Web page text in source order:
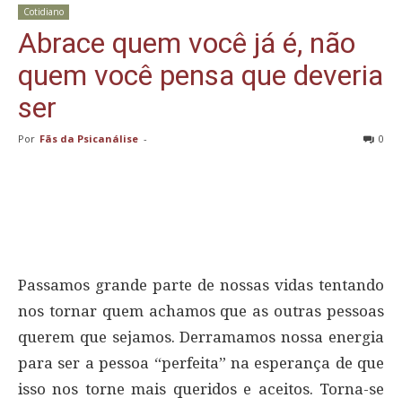
Cotidiano
Abrace quem você já é, não
quem você pensa que deveria
ser
Por Fãs da Psicanálise - 0
Passamos grande parte de nossas vidas tentando
nos tornar quem achamos que as outras pessoas
querem que sejamos. Derramamos nossa energia
para ser a pessoa “perfeita” na esperança de que
isso nos torne mais queridos e aceitos. Torna-se